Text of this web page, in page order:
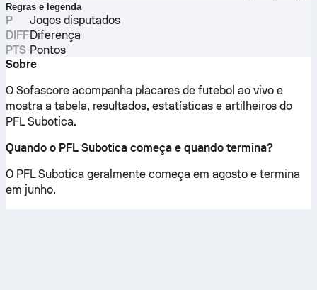
Regras e legenda
P
Jogos disputados
DIFFDiferença
PTS Pontos
Sobre
O Sofascore acompanha placares de futebol ao vivo e
mostra a tabela, resultados, estatísticas e artilheiros do
PFL Subotica.
Quando o PFL Subotica começa e quando termina?
O PFL Subotica geralmente começa em agosto e termina
em junho.